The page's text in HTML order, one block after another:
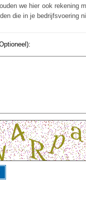
we hier ook rekening
die in je bedrijfsvoering